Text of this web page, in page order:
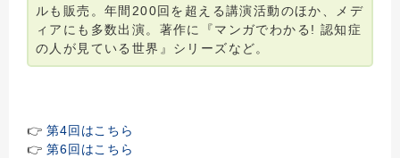
ルも販売。年間200回を超える講演活動のほか、メデ
ィアにも多数出演。著作に『マンガでわかる! 認知症
の人が見ている世界』シリーズなど。
👉第4回はこちら
👉第6回はこちら